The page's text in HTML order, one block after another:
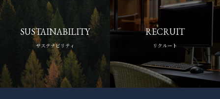
SUSTAINABILITY
サステナビリティ
RECRUIT
リクルート